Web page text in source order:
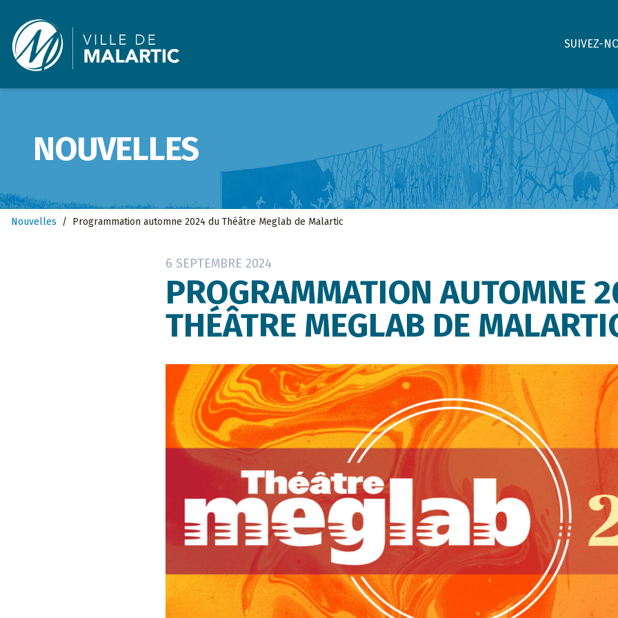
Ville de Malartic
SUIVEZ-
NOUVELLES
Nouvelles / Programmation automne 2024 du Théâtre Meglab de Malartic
6 SEPTEMBRE 2024
PROGRAMMATION AUTOMNE
THÉÂTRE MEGLAB DE